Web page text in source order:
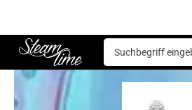
Steam time
Spirituosen Alkoholfrei